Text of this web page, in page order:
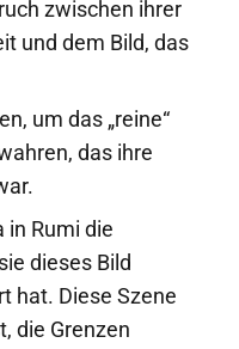
zwischen ihrer
und dem Bild, das
um das „reine“
das ihre
in Rumi die
dieses Bild
hat. Diese Szene
die Grenzen